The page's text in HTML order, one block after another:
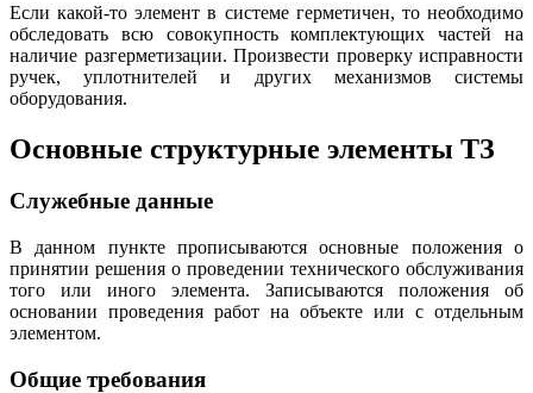
Если какой-то элемент в системе герметичен, то необходимо
обследовать всю совокупность комплектующих частей на
наличие разгерметизации. Произвести проверку исправности
ручек, уплотнителей и других механизмов системы
оборудования.
Основные структурные элементы ТЗ
Служебные данные
В данном пункте прописываются основные положения о
принятии решения о проведении технического обслуживания
того или иного элемента. Записываются положения об
основании проведения работ на объекте или с отдельным
элементом.
Общие требования